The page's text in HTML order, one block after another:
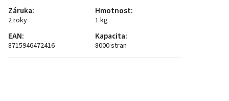
Záruka:
2 roky
Hmotnost:
1 kg
EAN:
8715946472416
Kapacita:
8000 stran